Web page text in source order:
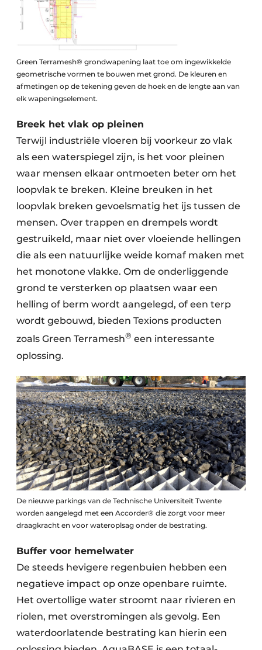
Green Terramesh® grondwapening laat toe om ingewikkelde
geometrische vormen te bouwen met grond. De kleuren en
afmetingen op de tekening geven de hoek en de lengte aan van
elk wapeningselement.
Breek het vlak op pleinen
Terwijl industriële vloeren bij voorkeur zo vlak
als een waterspiegel zijn, is het voor pleinen
waar mensen elkaar ontmoeten beter om het
loopvlak te breken. Kleine breuken in het
loopvlak breken gevoelsmatig het ijs tussen de
mensen. Over trappen en drempels wordt
gestruikeld, maar niet over vloeiende hellingen
die als een natuurlijke weide komaf maken met
het monotone vlakke. Om de onderliggende
grond te versterken op plaatsen waar een
helling of berm wordt aangelegd, of een terp
wordt gebouwd, bieden Texions producten
zoals Green Terramesh® een interessante
oplossing.
De nieuwe parkings van de Technische Universiteit Twente
worden aangelegd met een Accorder® die zorgt voor meer
draagkracht en voor wateroplsag onder de bestrating.
Buffer voor hemelwater
De steeds hevigere regenbuien hebben een
negatieve impact op onze openbare ruimte.
Het overtollige water stroomt naar rivieren en
riolen, met overstromingen als gevolg. Een
waterdoorlatende bestrating kan hierin een